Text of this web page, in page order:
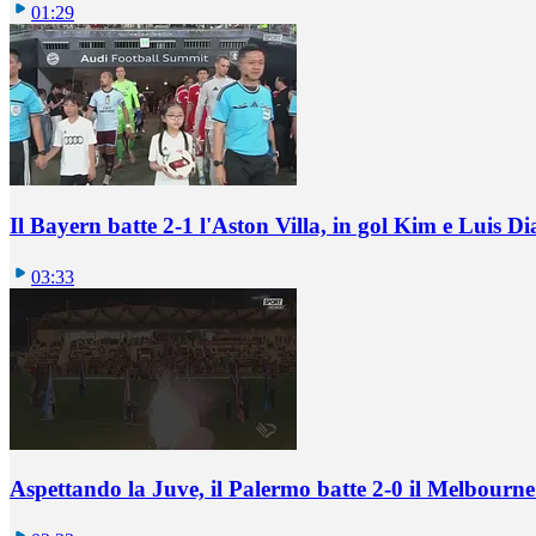
01:29
Il Bayern batte 2-1 l'Aston Villa, in gol Kim e Luis
03:33
Aspettando la Juve, il Palermo batte 2-0 il